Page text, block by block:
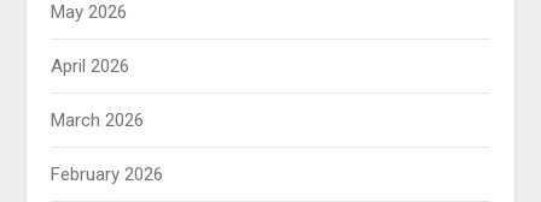
May 2026
April 2026
March 2026
February 2026